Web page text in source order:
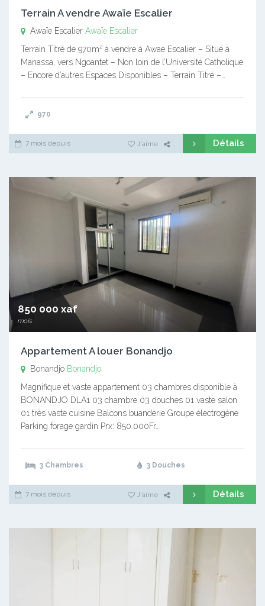
Terrain A vendre Awaïe Escalier
Awaïe Escalier Awaïe Escalier
Terrain Titré de 970m² à vendre à Awae Escalier – Situé à
Manassa, vers Ngoantet – Non loin de l’Université Catholique
– Encore d’autres Espaces Disponibles – Terrain Titré –…
970
7 mois depuis J'aime Détails
850 000 xaf
mois
Appartement A louer Bonandjo
Bonandjo Bonandjo
Magnifique et vaste appartement 03 chambres disponible à
BONANDJO DLA1 03 chambre 03 douches 01 vaste salon
01 très vaste cuisine Balcons buanderie Groupe électrogène
Parking forage gardin Prx: 850.000Fr…
3 Chambres 3 Douches
7 mois depuis J'aime Détails